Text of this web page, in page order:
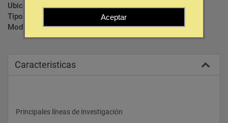
Ubicación:
Gijón - Asturias
Tipo:
Doctorados
Modalidad:
Presencial
Caracteristicas
Principales líneas de investigación
Aceptar